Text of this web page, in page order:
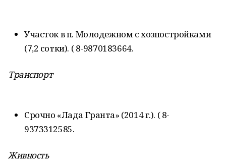
Участок в п. Молодежном с хозпостройками
(7,2 сотки). ( 8-9870183664.
Транспорт
Срочно «Лада Гранта» (2014 г.). ( 8-
9373312585.
Живность